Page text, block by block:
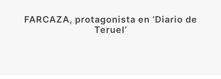
FARCAZA, protagonista en ‘Diario de
Teruel’